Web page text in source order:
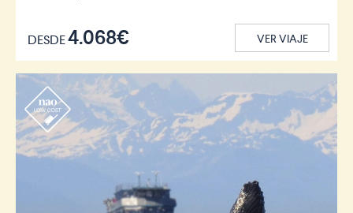
DESDE4.068€ VER VIAJE
r